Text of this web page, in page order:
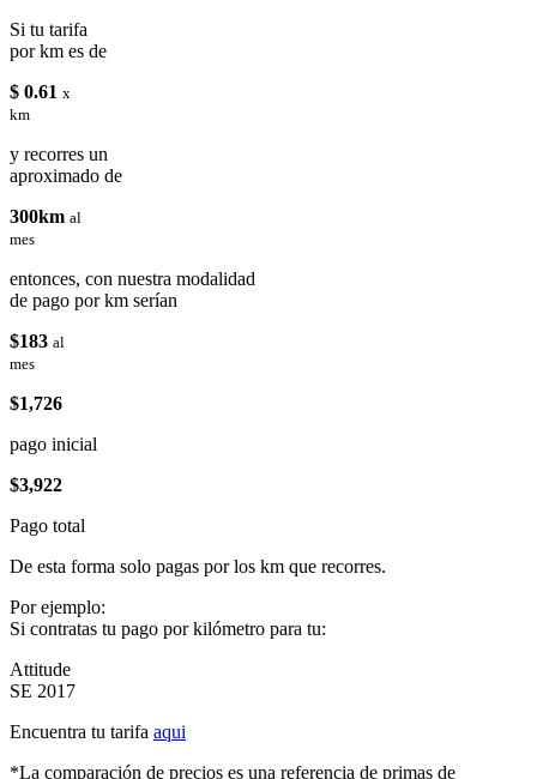
Si tu tarifa
por km es de
$ 0.61 x
km
y recorres un
aproximado de
300km al
mes
entonces, con nuestra modalidad
de pago por km serían
$183 al
mes
$1,726
pago inicial
$3,922
Pago total
De esta forma solo pagas por los km que recorres.
Por ejemplo:
Si contratas tu pago por kilómetro para tu:
Attitude
SE 2017
Encuentra tu tarifa aqui
*La comparación de precios es una referencia de primas de